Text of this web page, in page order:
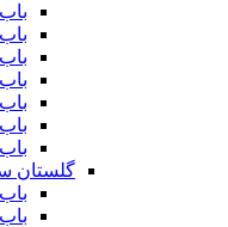
گلستان